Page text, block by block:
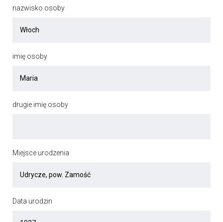
nazwisko osoby
imię osoby
drugie imię osoby
Miejsce urodzenia
Data urodzin